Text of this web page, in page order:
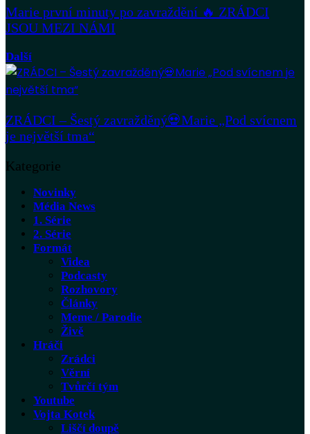
Marie první minuty po zavraždění 🔥 ZRÁDCI
JSOU MEZI NÁMI
Další
ZRÁDCI – Šestý zavražděný💀Marie „Pod svícnem
je největší tma“
Kategorie
Novinky
Média News
1. Série
2. Série
Formát
Videa
Podcasty
Rozhovory
Články
Meme / Parodie
Živě
Hráči
Zrádci
Věrní
Tvůrčí tým
Youtube
Vojta Kotek
Liščí doupě